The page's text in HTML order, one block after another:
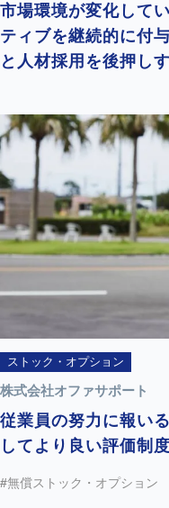
市場環境が変化して
ティブを継続的に付
と人材採用を後押し
ストック・オプション
株式会社オファサポート
従業員の努力に報い
してより良い評価制
#無償ストック・オプション